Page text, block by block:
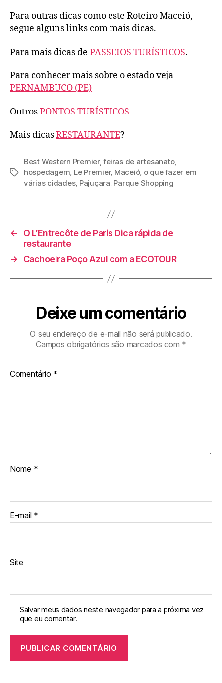
Para outras dicas como este Roteiro Maceió,
segue alguns links com mais dicas.
Para mais dicas de PASSEIOS TURÍSTICOS.
Para conhecer mais sobre o estado veja
PERNAMBUCO (PE)
OutrosPONTOS TURÍSTICOS
Mais dicasRESTAURANTE?
Tags
Best Western Premier,feiras de artesanato,
hospedagem, Le Premier, Maceió, o que fazer em
várias cidades, Pajuçara, Parque Shopping
←
O L’Entrecôte de Paris Dica rápida de
restaurante
→
Cachoeira Poço Azul com a ECOTOUR
Deixe um comentário
O seu endereço de e-mail não será publicado.
Campos obrigatórios são marcados com *
Comentário *
Nome *
E-mail *
Site
Salvar meus dados neste navegador para a próxima vez
que eu comentar.